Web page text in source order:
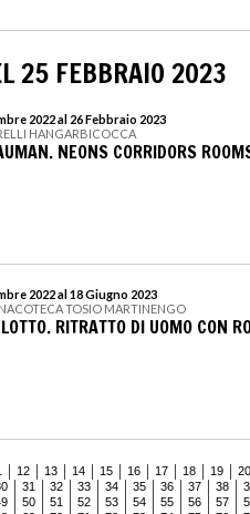
25 FEBBRAIO 2023
2022 al 26 Febbraio 2023
HANGARBICOCCA
NEONS CORRIDORS
2022 al 18 Giugno 2023
TOSIO MARTINENGO
RITRATTO DI UOMO CON
12 13 14 15 16 17 18 19
20
31 32 33 34 35 36 37 38
50 51 52 53 54 55 56 57